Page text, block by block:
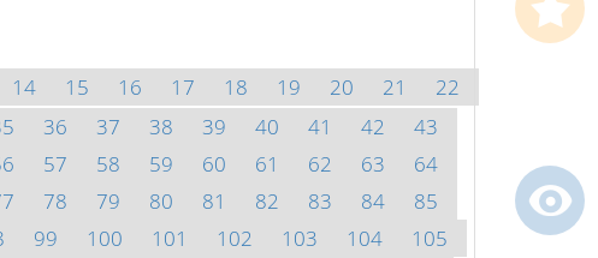
14 15 16 17 18 19 20 21
22
36 37 38 39 40 41 42
43
57 58 59 60 61 62 63
64
78 79 80 81 82 83 84
85
99 100 101 102 103 104
105